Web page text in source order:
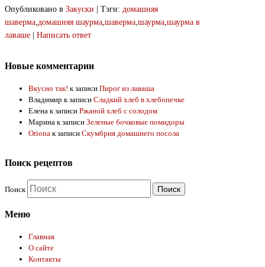
Опубликовано в Закуски Тэги: домашняя
шаверма,домашняя шаурма,шаверма,шаурма,шаурма в
лаваше
Написать ответ
Новые комментарии
Вкусно так! к записи Пирог из лаваша
Владимир к записи Сладкий хлеб в хлебопечке
Елена к записи Ржаной хлеб с солодом
Марина к записи Зеленые бочковые помидоры
Oriona к записи Скумбрия домашнего посола
Поиск рецептов
Поиск
Меню
Главная
О сайте
Контакты